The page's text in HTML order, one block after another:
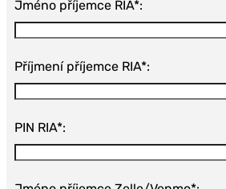
Jméno příjemce RIA*:
Příjmení příjemce RIA*:
PIN RIA*: